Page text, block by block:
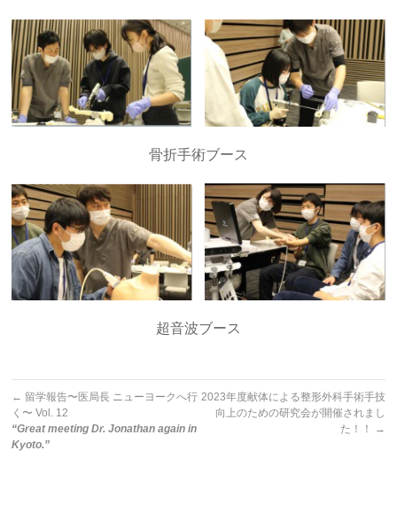
骨折手術ブース
超音波ブース
← 留学報告〜医局長 ニューヨークへ行
く〜 Vol. 12
“Great meeting Dr. Jonathan again in
Kyoto.”
2023年度献体による整形外科手術手技
向上のための研究会が開催されまし
た！！
→